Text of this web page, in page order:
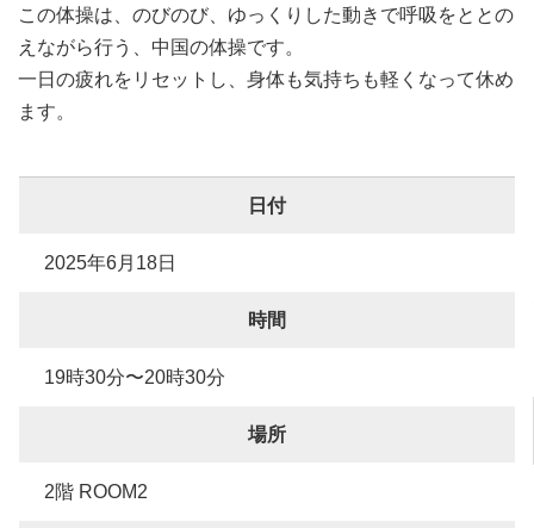
この体操は、のびのび、ゆっくりした動きで呼吸をととの
えながら行う、中国の体操です。
一日の疲れをリセットし、身体も気持ちも軽くなって休め
ます。
日付
2025年6月18日
時間
19時30分〜20時30分
場所
2階 ROOM2